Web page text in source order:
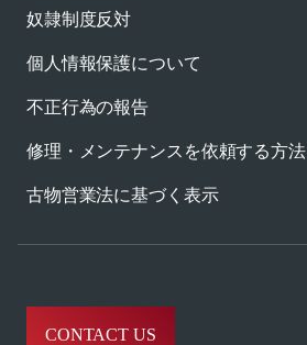
奴隷制度反対
個人情報保護について
不正行為の報告
修理・メンテナンスを依頼する方法
古物営業法に基づく表示
CONTACT US